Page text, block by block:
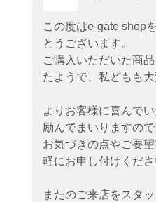
この度はe-gate shop
とうございます。
ご購入いただいた商
たようで、私どもも
よりお客様に喜んで
励んでまいりますので
お気づきの点やご要
軽にお申し付けくださ
またのご来店をスタ